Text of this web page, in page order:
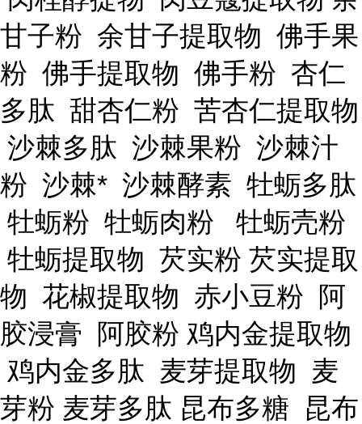
甘子粉 余甘子提取物 佛手果
粉 佛手提取物 佛手粉 杏仁
多肽 甜杏仁粉 苦杏仁提取物
沙棘多肽 沙棘果粉 沙棘汁
粉 沙棘* 沙棘酵素 牡蛎多肽
牡蛎粉 牡蛎肉粉 牡蛎壳粉
牡蛎提取物 芡实粉 芡实提取
物 花椒提取物 赤小豆粉 阿
胶浸膏 阿胶粉 鸡内金提取物
鸡内金多肽 麦芽提取物 麦
芽粉 麦芽多肽 昆布多糖 昆布